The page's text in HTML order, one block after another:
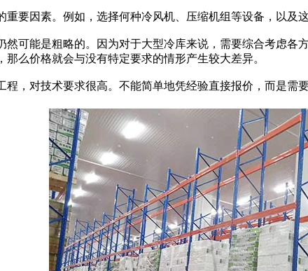
因素。例如，选择何种冷风机、压缩机组等设备，以及这
能是粗略的。因为对于大型冷库来说，需要综合考虑各
么价格就会与没有特定要求的情形产生较大差异。
对技术要求很高。不能简单地凭经验直接报价，而是需